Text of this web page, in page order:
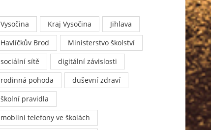
Vysočina Kraj Vysočina
Jihlava
Havlíčkův Brod
Ministerstvo školství
sociální sítě
digitální závislosti
rodinná pohoda
duševní zdraví
školní pravidla
mobilní telefony ve školách